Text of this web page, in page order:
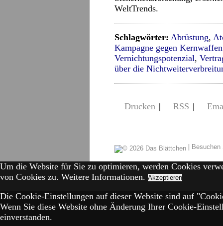
WeltTrends.
Schlagwörter: Abrüstung,
Kampagne gegen
Vernichtungspotenzial,
über die
Drucken | RSS |
|
Um die Website für Sie zu optimieren, werden Cookies
von Cookies zu. Weitere Informationen. Akzeptieren
Die Cookie-Einstellungen auf dieser Website sind auf
Wenn Sie diese Website ohne Änderung Ihrer Cookie-
einverstanden.